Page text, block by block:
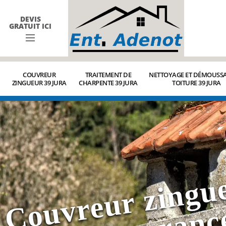
DEVIS
GRATUIT ICI
COUVREUR
ZINGUEUR 39 JURA
TRAITEMENT DE
CHARPENTE 39 JURA
NETTOYAGE ET
TOITURE 39 JURA